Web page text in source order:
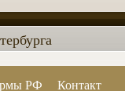
РФ
Контакт